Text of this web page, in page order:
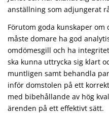
anställning som adjungerat
Förutom goda kunskaper
måste domare ha god
omdömesgill och ha
ska kunna uttrycka sig klart
muntligen samt behandla
inför domstolen på ett
med bibehållande av hög
ärenden på ett effektivt sätt.